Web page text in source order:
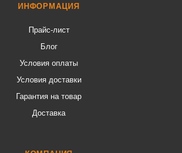
ИНФОРМАЦИЯ
Прайс-лист
Блог
Условия оплаты
Условия доставки
Гарантия на товар
Доставка